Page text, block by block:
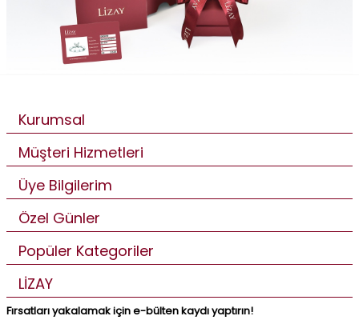
Kurumsal
Müşteri Hizmetleri
Üye Bilgilerim
Özel Günler
Popüler Kategoriler
LİZAY
Fırsatları yakalamak için e-bülten kaydı yaptırın!